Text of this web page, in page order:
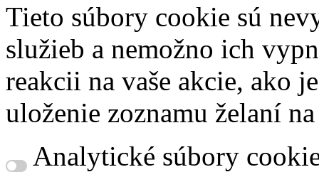
Tieto súbory cookie sú
služieb a nemožno ich
reakcii na vaše akcie, ako
uloženie zoznamu želaní
Analytické súbory